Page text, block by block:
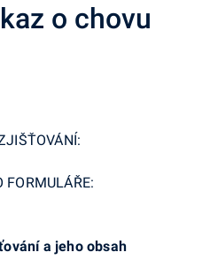
o chovu
FORMULÁŘE:
a jeho obsah